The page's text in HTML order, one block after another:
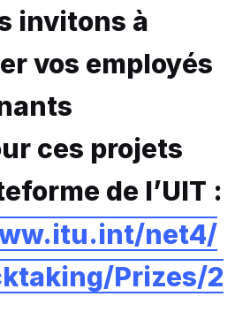
invitons à
vos employés
ces projets
de l’UIT :
net4/
Prizes/2